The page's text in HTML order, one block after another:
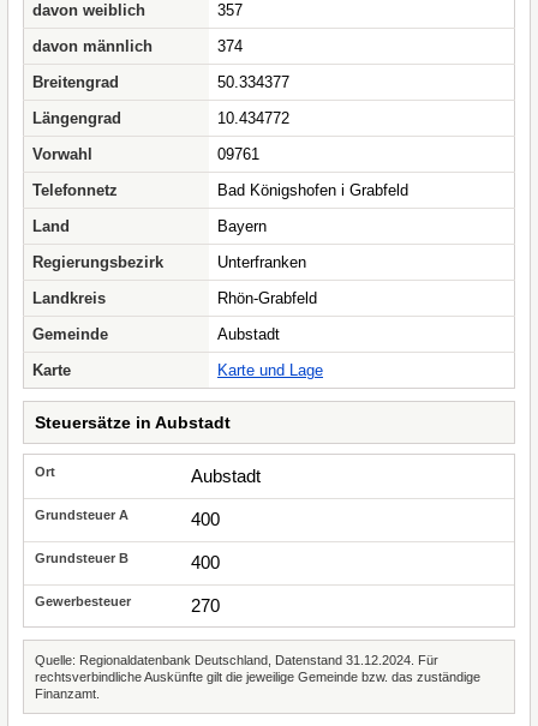
davon weiblich
357
davon männlich
374
Breitengrad
50.334377
Längengrad
10.434772
Vorwahl
09761
Telefonnetz
Bad Königshofen i Grabfeld
Land
Bayern
Regierungsbezirk
Unterfranken
Landkreis
Rhön-Grabfeld
Gemeinde
Aubstadt
Karte
Karte und Lage
Steuersätze in Aubstadt
Aubstadt
400
400
270
Quelle: Regionaldatenbank Deutschland, Datenstand 31.12.2024. Für
rechtsverbindliche Auskünfte gilt die jeweilige Gemeinde bzw. das zuständige
Finanzamt.